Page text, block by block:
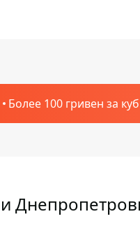
Более 100 гривен за